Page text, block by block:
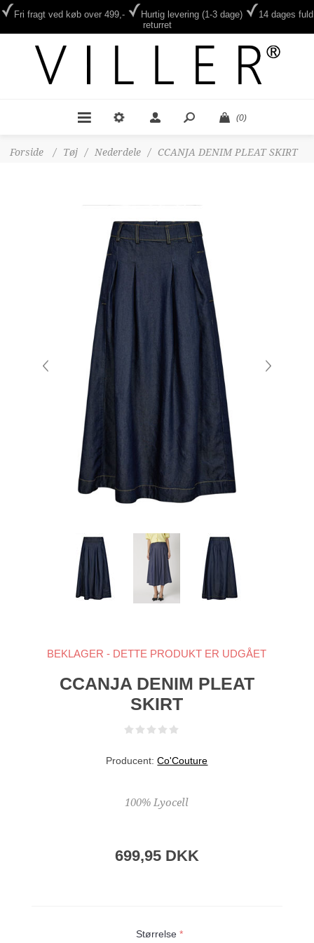
Fri fragt ved køb over 499,- Hurtig levering (1-3 dage)
14 dages fuld
returret
(0)
Forside / Tøj / Nederdele / CCANJA DENIM PLEAT SKIRT
BEKLAGER - DETTE PRODUKT ER UDGÅET
CCANJA DENIM PLEAT
SKIRT
Producent: Co'Couture
100% Lyocell
699,95 DKK
Størrelse*